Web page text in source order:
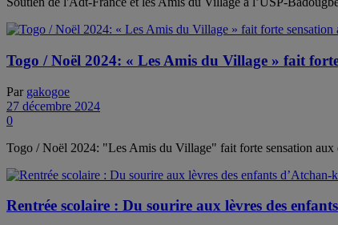
Togo / Noël 2024: « Les Amis du Village » fait
Par gakogoe
27 décembre 2024
0
Togo / Noël 2024: "Les Amis du Village" fait forte sensation aux
Rentrée scolaire : Du sourire aux lèvres des